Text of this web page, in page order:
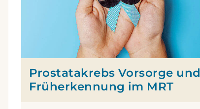
Prostatakrebs Vorsorge und
Früherkennung im MRT